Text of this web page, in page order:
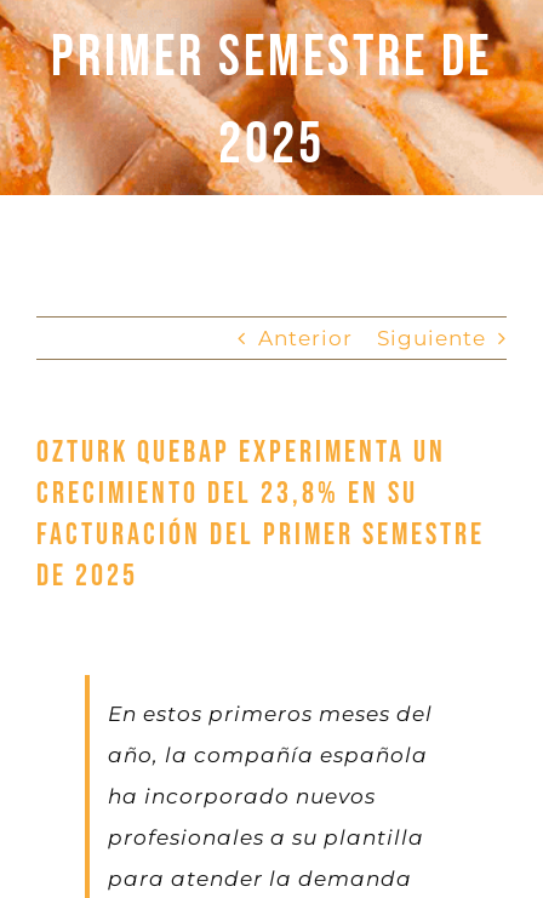
primer semestre de
2025
Anterior Siguiente
OZTURK QUEBAP experimenta un
crecimiento del 23,8% en su
facturación del primer semestre
de 2025
En estos primeros meses del
año, la compañía española
ha incorporado nuevos
profesionales a su plantilla
para atender la demanda